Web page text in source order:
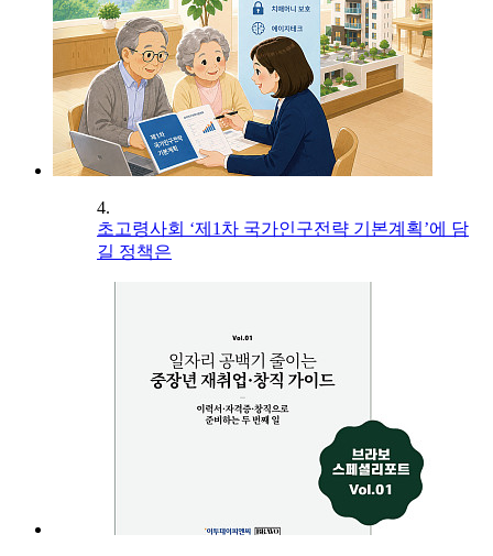
4.
초고령사회 ‘제1차 국가인구전략 기본계획’에 담
길 정책은